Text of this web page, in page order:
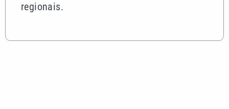
regionais.